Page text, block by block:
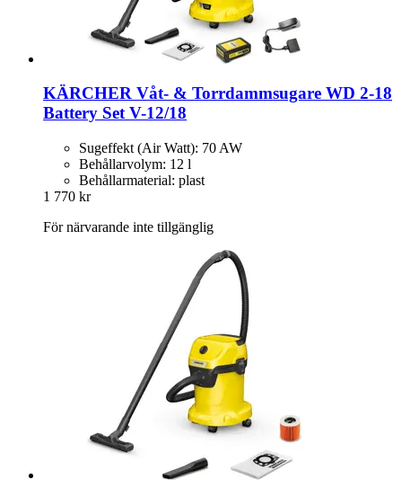
KÄRCHER Våt-​ & Torrdammsugare WD 2-​18
Battery Set V-​12/18
Sugeffekt (Air Watt): 70 AW
Behållarvolym: 12 l
Behållarmaterial: plast
1 770 kr
För närvarande inte tillgänglig